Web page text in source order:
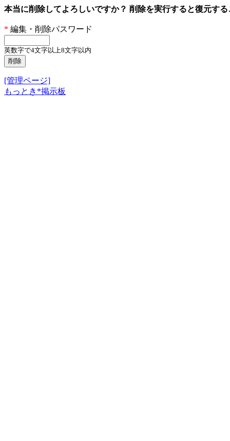
本当に削除してよろしいですか？ 削除を実行すると復元す
* 編集・削除パスワード
英数字で4文字以上8文字以内
[管理ページ]
もっとき*掲示板